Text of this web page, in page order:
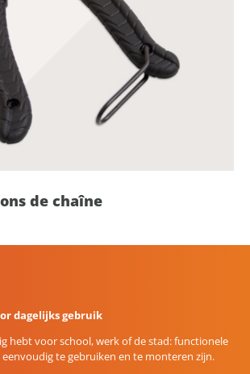
de chaîne
dagelijks gebruik
hebt voor school, werk of de stad: functionele
te gebruiken en te monteren zijn.